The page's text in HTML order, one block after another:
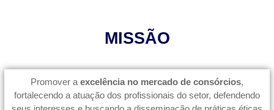
MISSÃO
Promover a excelência no mercado de consórcios,
fortalecendo a atuação dos profissionais do setor, defendendo